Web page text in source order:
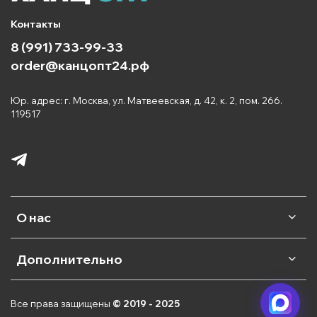
О нас
Дополнительно
Контакты
8 (991) 733-99-33
order@канцопт24.рф
Юр. адрес: г. Москва, ул. Матвеевская, д. 42, к. 2, пом. 266.
119517
Все права защищены © 2019 - 2025